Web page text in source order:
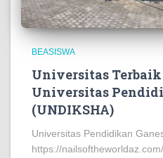
BEASISWA
Universitas
Universitas
(UNDIKSHA)
Universitas Pendidikan
https://